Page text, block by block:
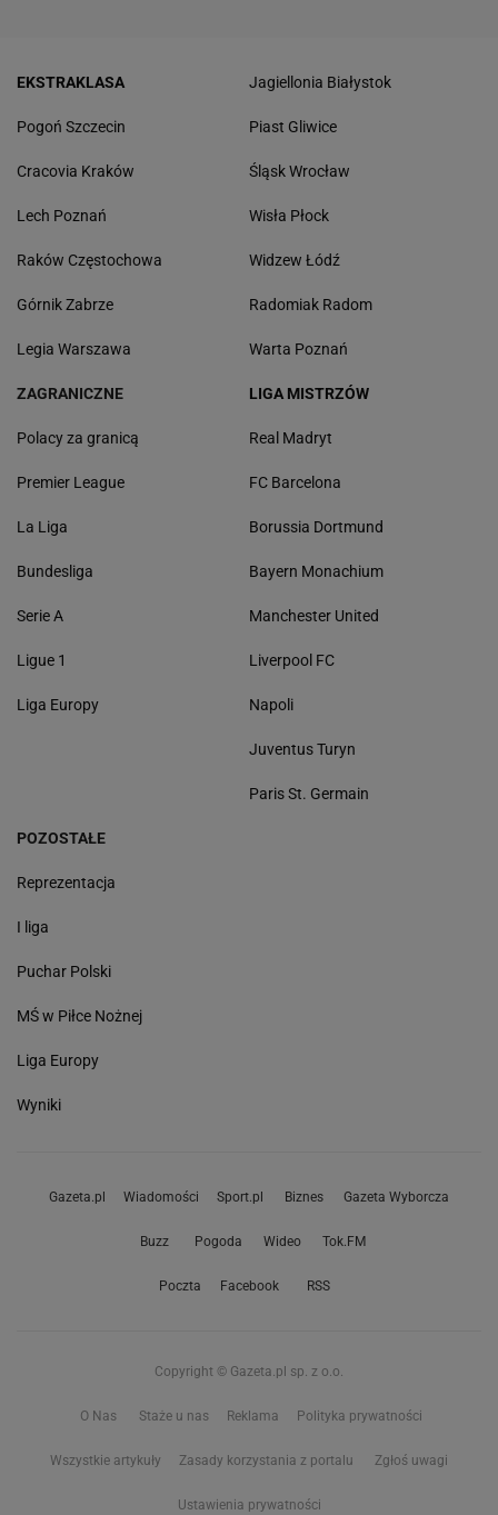
EKSTRAKLASA
Pogoń Szczecin
Cracovia Kraków
Lech Poznań
Raków Częstochowa
Górnik Zabrze
Legia Warszawa
Jagiellonia Białystok
Piast Gliwice
Śląsk Wrocław
Wisła Płock
Widzew Łódź
Radomiak Radom
Warta Poznań
ZAGRANICZNE
Polacy za granicą
Premier League
La Liga
Bundesliga
Serie A
Ligue 1
Liga Europy
LIGA MISTRZÓW
Real Madryt
FC Barcelona
Borussia Dortmund
Bayern Monachium
Manchester United
Liverpool FC
Napoli
Juventus Turyn
Paris St. Germain
POZOSTAŁE
Reprezentacja
I liga
Puchar Polski
MŚ w Piłce Nożnej
Liga Europy
Wyniki
Gazeta.pl Wiadomości Sport.pl Biznes Gazeta Wyborcza
Buzz Pogoda Wideo Tok.FM
Poczta Facebook RSS
Copyright © Gazeta.pl sp. z o.o.
O Nas Staże u nas Reklama Polityka prywatności
Wszystkie artykuły Zasady korzystania z portalu Zgłoś uwagi
Ustawienia prywatności